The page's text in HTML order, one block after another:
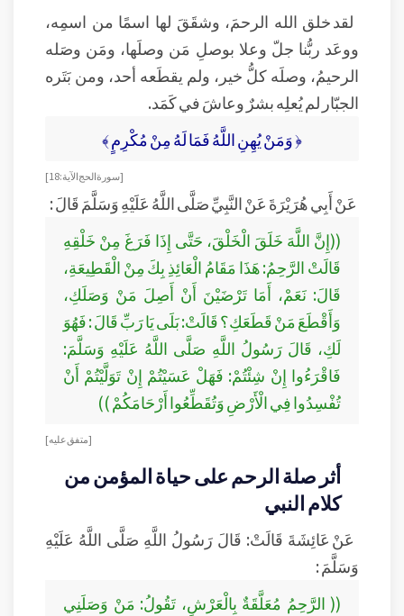
لقد خلق الله الرحمَ، وشقَقَ لها اسمًا من اسمِه،
ووعَد ربُّنا جلّ وعلا بوصلِ مَن وصلَها، ومَن وصَله
الرحيمُ، وصلَه كلُّ خير، ولم يقطَعه أحد، ومن بَتَره
الجبّار لم يُعلِه بشرٌ وعاشَ في كَمَد.
﴿ وَمَنْ يُهِنِ اللَّهُ فَمَا لَهُ مِنْ مُكْرِمٍ ﴾
[ سورة الحج الآية : 18]
عَنْ أَبِي هُرَيْرَةَ عَنْ النَّبِيِّ صَلَّى اللَّهُ عَلَيْهِ وَسَلَّمَ قَالَ :
((إِنَّ اللَّهَ خَلَقَ الْخَلْقَ، حَتَّى إِذَا فَرَغَ مِنْ خَلْقِهِ
قَالَتْ الرَّحِمُ: هَذَا مَقَامُ الْعَائِذِ بِكَ مِنْ الْقَطِيعَةِ،
قَالَ: نَعَمْ، أَمَا تَرْضَيْنَ أَنْ أَصِلَ مَنْ وَصَلَكِ،
وَأَقْطَعَ مَنْ قَطَعَكِ؟ قَالَتْ: بَلَى يَا رَبِّ قَالَ : فَهُوَ
لَكِ، قَالَ رَسُولُ اللَّهِ صَلَّى اللَّهُ عَلَيْهِ وَسَلَّمَ:
فَاقْرَءُوا إِنْ شِئْتُمْ: فَهَلْ عَسَيْتُمْ إِنْ تَوَلَّيْتُمْ أَنْ
تُفْسِدُوا فِي الْأَرْضِ وَتُقَطِّعُوا أَرْحَامَكُمْ ))
[متفق عليه ]
أثر صلة الرحم على حياة المؤمن من
كلام النبي
عَنْ عَائِشَةَ قَالَتْ: قَالَ رَسُولُ اللَّهِ صَلَّى اللَّهُ عَلَيْهِ
وَسَلَّمَ :
(( الرَّحِمُ مُعَلَّقَةٌ بِالْعَرْشِ، تَقُولُ: مَنْ وَصَلَنِي